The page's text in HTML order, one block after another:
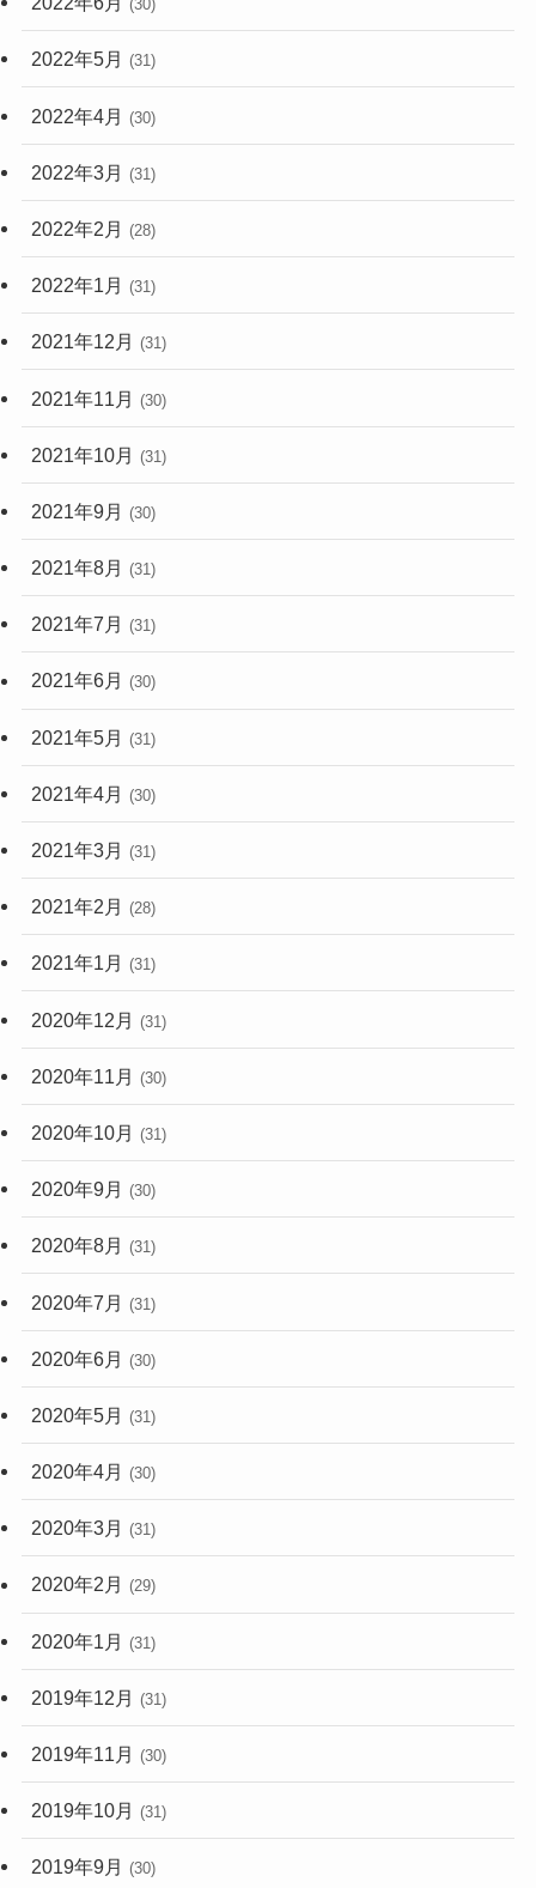
(30)
2022年5月 (31)
2022年4月 (30)
2022年3月 (31)
2022年2月 (28)
2022年1月 (31)
2021年12月 (31)
2021年11月 (30)
2021年10月 (31)
2021年9月 (30)
2021年8月 (31)
2021年7月 (31)
2021年6月 (30)
2021年5月 (31)
2021年4月 (30)
2021年3月 (31)
2021年2月 (28)
2021年1月 (31)
2020年12月 (31)
2020年11月 (30)
2020年10月 (31)
2020年9月 (30)
2020年8月 (31)
2020年7月 (31)
2020年6月 (30)
2020年5月 (31)
2020年4月 (30)
2020年3月 (31)
2020年2月 (29)
2020年1月 (31)
2019年12月 (31)
2019年11月 (30)
2019年10月 (31)
2019年9月 (30)